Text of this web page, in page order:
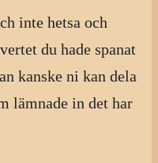
inte hetsa och
du hade spanat
kanske ni kan dela
lämnade in det har